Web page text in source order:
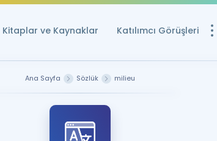
Kitaplar ve Kaynaklar Katılımcı Görüşleri
Ana Sayfa Sözlük milieu